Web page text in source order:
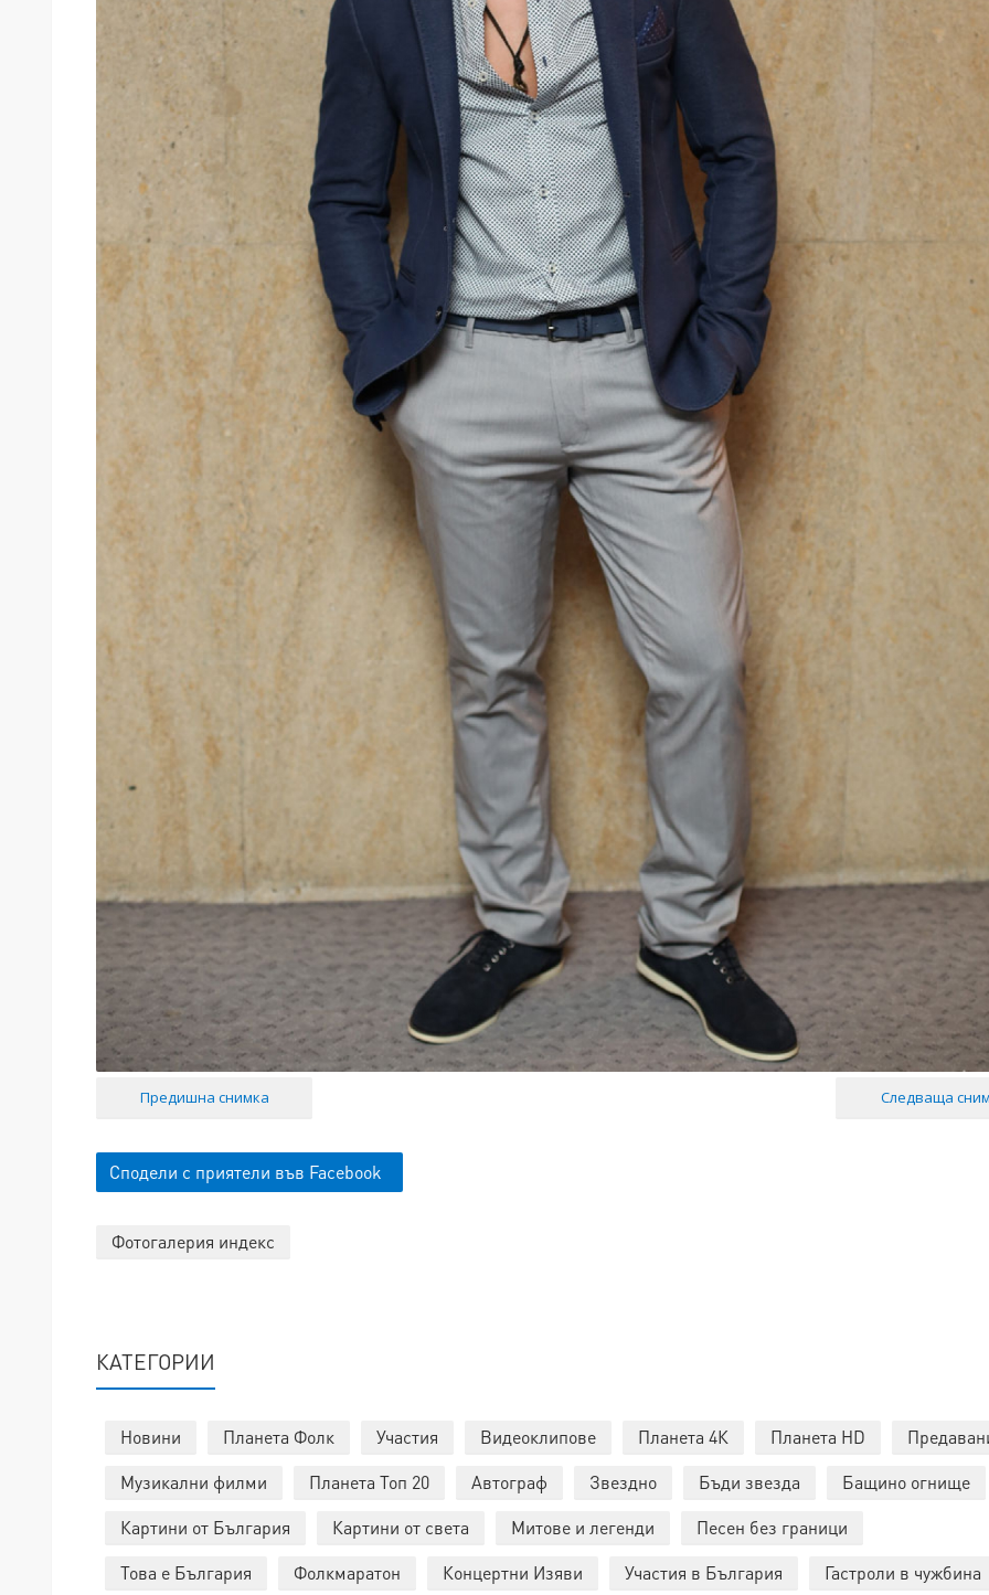
Предишна снимка Следваща
Сподели с приятели във Facebook
Фотогалерия индекс
КАТЕГОРИИ
Новини Планета Фолк Участия Видеоклипове Планета 4К Планета HD
Музикални филми
Планета Топ 20 Автограф Звездно Бъди звезда
Бащино огнище
Картини от България
Картини от света Митове и легенди
Песен без граници
Това е България
Фолкмаратон Концертни Изяви Участия в България Гастроли в чужбина